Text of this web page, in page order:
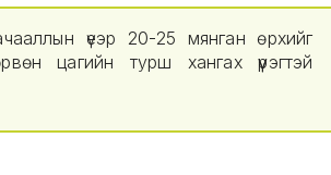
үеэр 20-25 мянган өрхийг
цагийн турш хангах үүрэгтэй